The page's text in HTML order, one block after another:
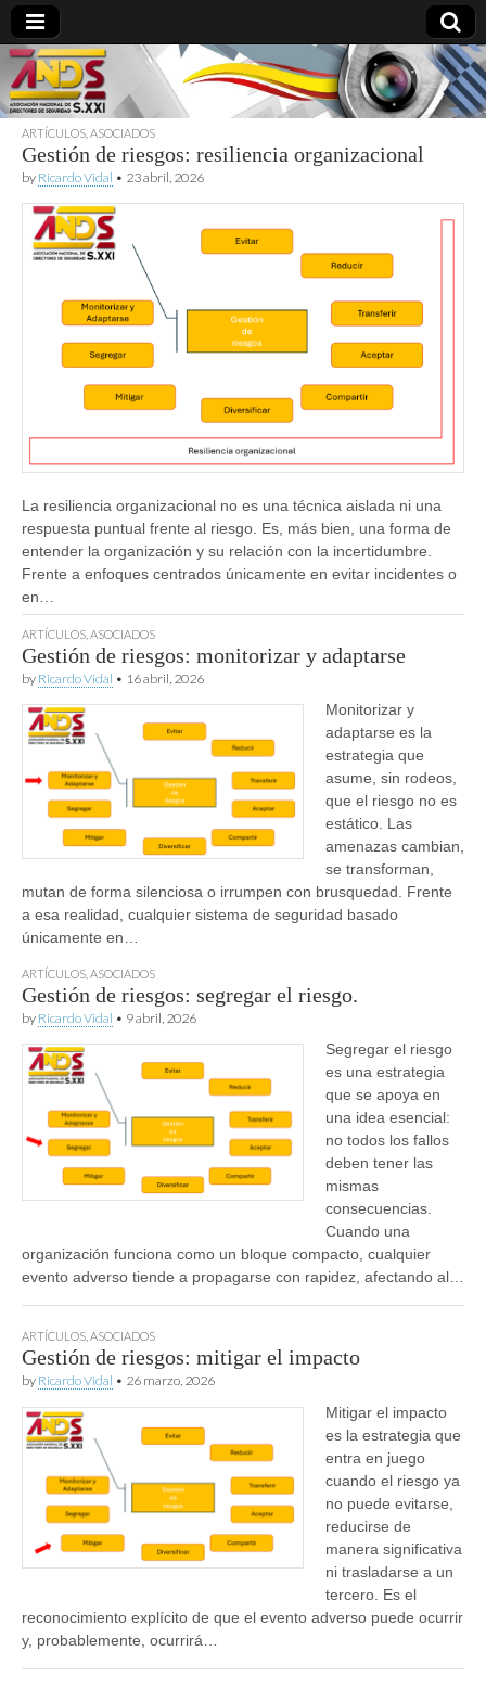
directoresdeseguridad.es
ARTÍCULOS ASOCIADOS
Gestión de riesgos: resiliencia organizacional
by Ricardo Vidal • 23 abril, 2026
La resiliencia organizacional no es una técnica aislada ni una
respuesta puntual frente al riesgo. Es, más bien, una forma de
entender la organización y su relación con la incertidumbre.
Frente a enfoques centrados únicamente en evitar incidentes o
en…
ARTÍCULOS ASOCIADOS
Gestión de riesgos: monitorizar y adaptarse
by Ricardo Vidal • 16 abril, 2026
Monitorizar y
adaptarse es la
estrategia que
asume, sin rodeos,
que el riesgo no es
estático. Las
amenazas cambian,
se transforman,
mutan de forma silenciosa o irrumpen con brusquedad. Frente
a esa realidad, cualquier sistema de seguridad basado
únicamente en…
ARTÍCULOS ASOCIADOS
Gestión de riesgos: segregar el riesgo.
by Ricardo Vidal • 9 abril, 2026
Segregar el riesgo
es una estrategia
que se apoya en
una idea esencial:
no todos los fallos
deben tener las
mismas
consecuencias.
Cuando una
organización funciona como un bloque compacto, cualquier
evento adverso tiende a propagarse con rapidez, afectando al…
ARTÍCULOS ASOCIADOS
Gestión de riesgos: mitigar el impacto
by Ricardo Vidal • 26 marzo, 2026
Mitigar el impacto
es la estrategia que
entra en juego
cuando el riesgo ya
no puede evitarse,
reducirse de
manera significativa
ni trasladarse a un
tercero. Es el
reconocimiento explícito de que el evento adverso puede ocurrir
y, probablemente, ocurrirá…